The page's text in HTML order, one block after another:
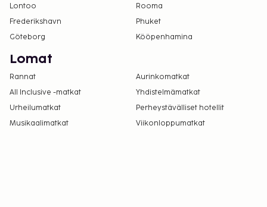
ottamalla yhteyttä majoituspaikkaan.
Yhteystiedot löytyvät varausvahvistuksesta.
sivulla
Lontoo
Rooma
Frederikshavn
Phuket
Göteborg
Kööpenhamina
Lomat
Rannat
Aurinkomatkat
All Inclusive -matkat
Yhdistelmämatkat
Urheilumatkat
Perheystävälliset hotellit
Musikaalimatkat
Viikonloppumatkat